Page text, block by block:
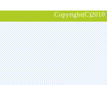
Copyright(C)2010